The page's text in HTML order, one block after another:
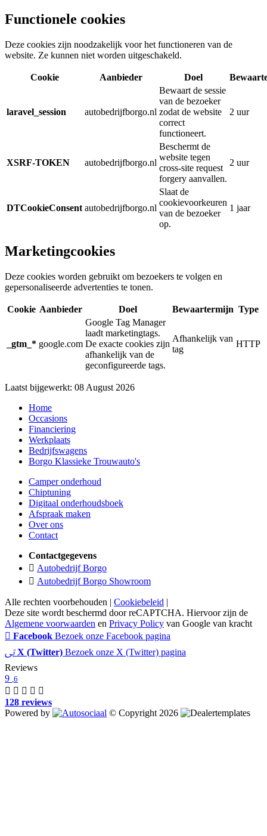
Functionele cookies
Deze cookies zijn noodzakelijk voor het functioneren van de
website. Ze kunnen niet worden uitgeschakeld.
Cookie Aanbieder Doel
laravel_session autobedrijfborgo.nl
Bewaart de sessie
van de bezoeker
zodat de website
correct
functioneert.
2 uur
XSRF-TOKEN autobedrijfborgo.nl
Beschermt de
website tegen
cross-site request
forgery aanvallen.
2 uur
DTCookieConsent autobedrijfborgo.nl
Slaat de
cookievoorkeuren
van de bezoeker
op.
1 jaar
Marketingcookies
Deze cookies worden gebruikt om bezoekers te volgen en
gepersonaliseerde advertenties te tonen.
Cookie Aanbieder Doel Bewaartermijn Type
_gtm_* google.com
Google Tag Manager
laadt marketingtags.
De exacte cookies zijn
afhankelijk van de
geconfigureerde tags.
Afhankelijk van
tag
HTTP
Laatst bijgewerkt: 08 August 2026
Home
Occasions
Financiering
Werkplaats
Bedrijfswagens
Borgo Klassieke Trouwauto's
Camper onderhoud
Chiptuning
Digitaal onderhoudsboek
Afspraak maken
Over ons
Contact
Contactgegevens
Autobedrijf Borgo
Autobedrijf Borgo Showroom
Alle rechten voorbehouden | Cookiebeleid |
Deze site wordt beschermd door reCAPTCHA. Hiervoor zijn de
Algemene voorwaarden en Privacy Policy van Google van kracht
Facebook Bezoek onze Facebook pagina
X (Twitter) Bezoek onze X (Twitter) pagina
Reviews
9 ,6
128 reviews
Powered by
© Copyright 2026